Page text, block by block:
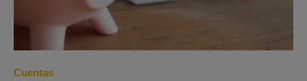
Cuentas